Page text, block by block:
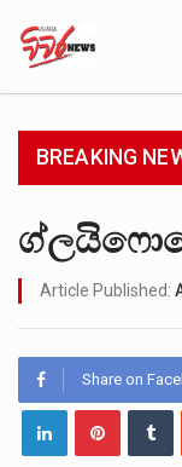
BREAKING
Article Published:
Share on